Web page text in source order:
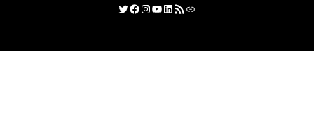
X Facebook
Instagram
YouTube
LinkedIn
RSS 資訊提供連結